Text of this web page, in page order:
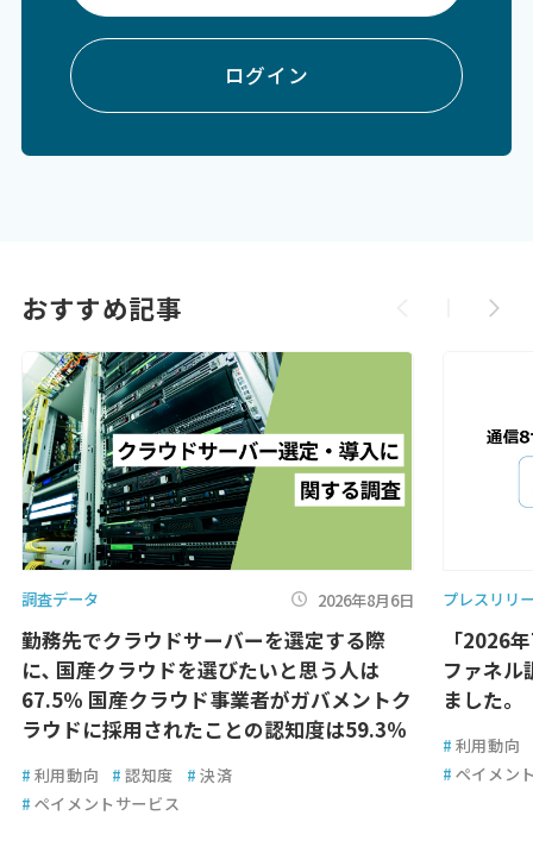
ログイン
おすすめ記事
調査データ 2026年8月6日
勤務先でクラウドサーバーを選定する際
に､ 国産クラウドを選びたいと思う人は
67.5％ 国産クラウド事業者がガバメントク
ラウドに採用されたことの認知度は59.3％
# 利用動向 # 認知度 # 決済
# ペイメントサービス
プレスリリ
「2026
ファネル
ました。
# 利用動向
# ペイメン